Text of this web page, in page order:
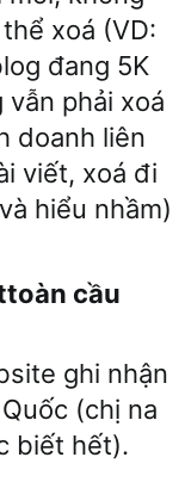
xoá (VD:
đang 5K
phải xoá
doanh liên
viết, xoá đi
hiểu nhầm)
cầu
ghi nhận
(chị na
biết hết).